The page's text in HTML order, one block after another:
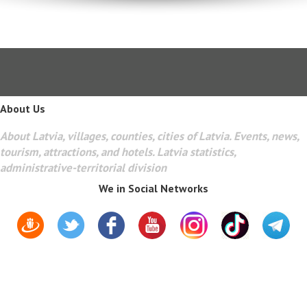
About Us
About Latvia, villages, counties, cities of Latvia. Events, news,
tourism, attractions, and hotels. Latvia statistics,
administrative-territorial division
We in Social Networks